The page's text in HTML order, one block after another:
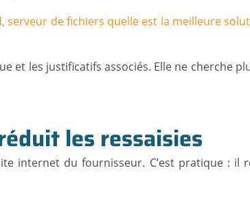
serveur de fichiers quelle est la meilleure
et les justificatifs associés. Elle ne cherche
les ressaisies
internet du fournisseur. C’est pratique :